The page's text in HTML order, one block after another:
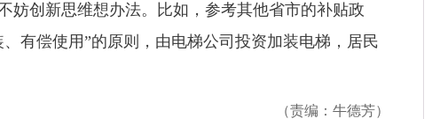
创新思维想办法。比如，参考其他省市的补贴政
有偿使用”的原则，由电梯公司投资加装电梯，居民
（责编：牛德芳）